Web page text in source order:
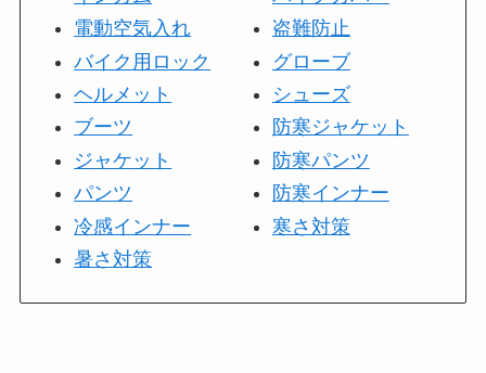
電動空気入れ
バイク用ロック
ヘルメット
ブーツ
ジャケット
パンツ
冷感インナー
暑さ対策
盗難防止
グローブ
シューズ
防寒ジャケット
防寒パンツ
防寒インナー
寒さ対策